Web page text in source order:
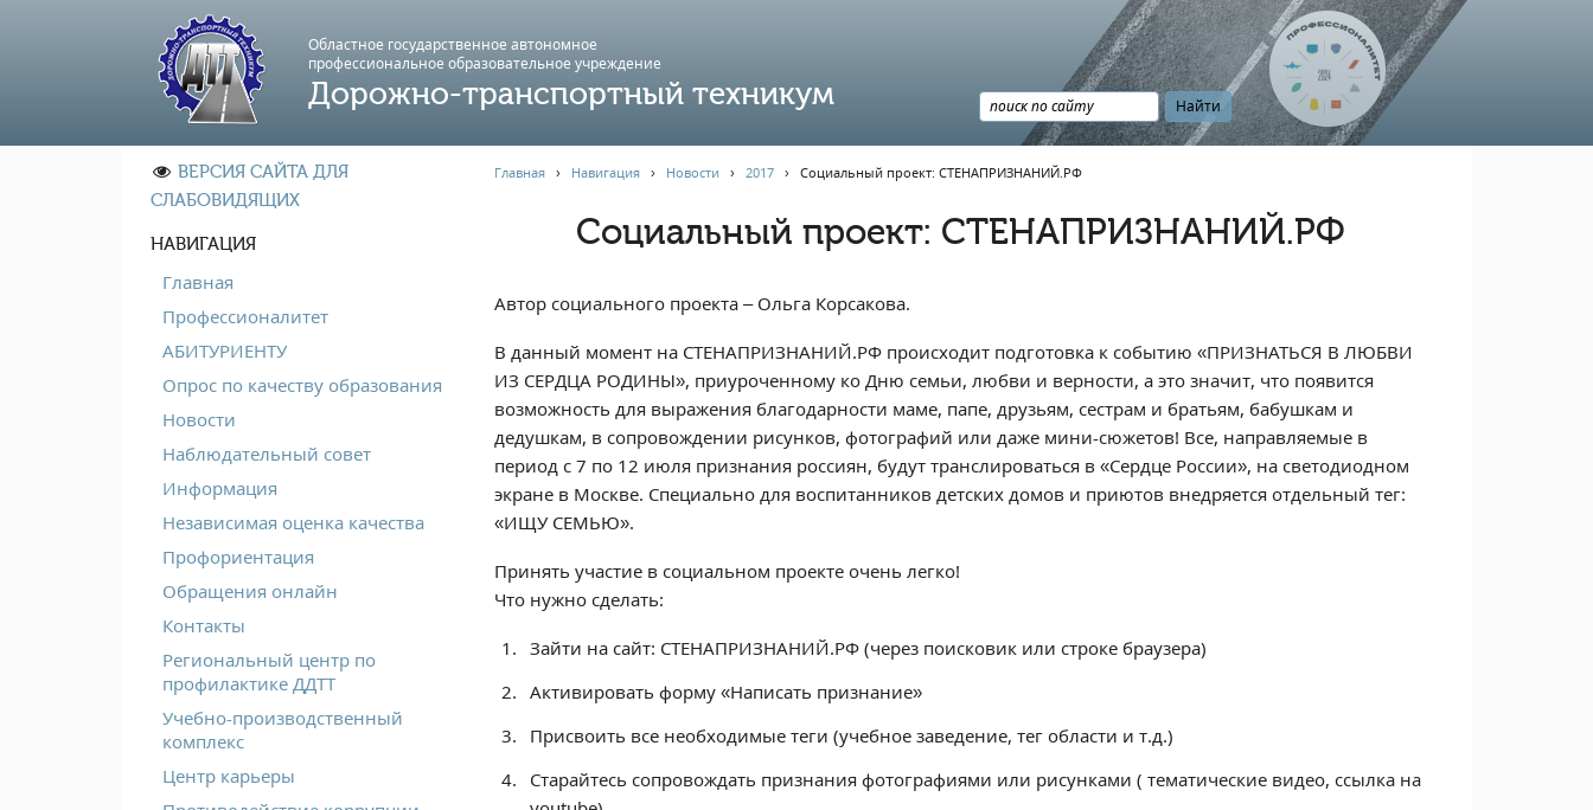
Областное государственное автономное
профессиональноe образовательное учреждение
Дорожно-транспортный техникум
ВЕРСИЯ САЙТА ДЛЯ
СЛАБОВИДЯЩИХ
НАВИГАЦИЯ
Главная
Профессионалитет
АБИТУРИЕНТУ
Опрос по качеству образования
Новости
Наблюдательный совет
Информация
Независимая оценка качества
Профориентация
Обращения онлайн
Контакты
Региональный центр по
профилактике ДДТТ
Учебно-производственный
комплекс
Центр карьеры
Главная› Навигация› Новости › 2017› Социальный проект: СТЕНАПРИЗНАНИЙ.РФ
Социальный проект: СТЕНАПРИЗНАНИЙ.РФ
Автор социального проекта – Ольга Корсакова.
В данный момент на СТЕНАПРИЗНАНИЙ.РФ происходит подготовка к событию «ПРИЗНАТЬСЯ В ЛЮБВИ
ИЗ СЕРДЦА РОДИНЫ», приуроченному ко Дню семьи, любви и верности, а это значит, что появится
возможность для выражения благодарности маме, папе, друзьям, сестрам и братьям, бабушкам и
дедушкам, в сопровождении рисунков, фотографий или даже мини-сюжетов! Все, направляемые в
период с 7 по 12 июля признания россиян, будут транслироваться в «Сердце России», на светодиодном
экране в Москве. Специально для воспитанников детских домов и приютов внедряется отдельный тег:
«ИЩУ СЕМЬЮ».
Принять участие в социальном проекте очень легко!
Что нужно сделать:
Зайти на сайт: СТЕНАПРИЗНАНИЙ.РФ (через поисковик или строке браузера)
Активировать форму «Написать признание»
Присвоить все необходимые теги (учебное заведение, тег области и т.д.)
Старайтесь сопровождать признания фотографиями или рисунками ( тематические видео, ссылка на